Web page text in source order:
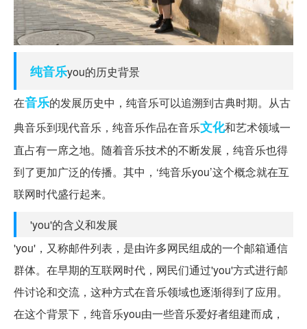
纯音乐you的历史背景
在音乐的发展历史中，纯音乐可以追溯到古典时期。从古
典音乐到现代音乐，纯音乐作品在音乐文化和艺术领域一
直占有一席之地。随着音乐技术的不断发展，纯音乐也得
到了更加广泛的传播。其中，‘纯音乐you’这个概念就在互
联网时代盛行起来。
'you'的含义和发展
'you'，又称邮件列表，是由许多网民组成的一个邮箱通信
群体。在早期的互联网时代，网民们通过'you'方式进行邮
件讨论和交流，这种方式在音乐领域也逐渐得到了应用。
在这个背景下，纯音乐you由一些音乐爱好者组建而成，